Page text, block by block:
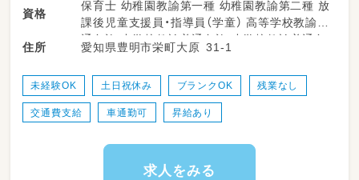
▼ぴぃすぽの1日
送迎（16時くらい）
↓
公園（サッカー、野球、散歩）
↓
資格
保育士 幼稚園教諭第一種 幼稚園教諭第二種 放
課後児童支援員・指導員（学童） 高等学校教諭普
通免許 中学校教諭普通免許 小学校教諭普通免
許 社会福祉士
住所 愛知県豊明市栄町大原 31-1
未経験OK 土日祝休み ブランクOK 残業なし
交通費支給 車通勤可 昇給あり
求人をみる